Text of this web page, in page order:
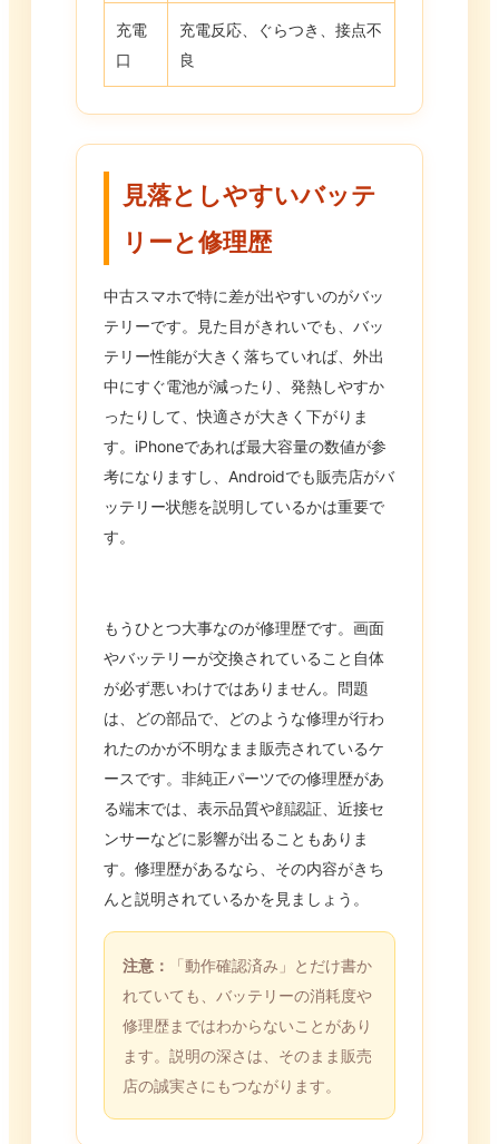
充電
口
充電反応、ぐらつき、接点不
良
見落としやすいバッテ
リーと修理歴
中古スマホで特に差が出やすいのがバッ
テリーです。見た目がきれいでも、バッ
テリー性能が大きく落ちていれば、外出
中にすぐ電池が減ったり、発熱しやすか
ったりして、快適さが大きく下がりま
す。iPhoneであれば最大容量の数値が参
考になりますし、Androidでも販売店がバ
ッテリー状態を説明しているかは重要で
す。
もうひとつ大事なのが修理歴です。画面
やバッテリーが交換されていること自体
が必ず悪いわけではありません。問題
は、どの部品で、どのような修理が行わ
れたのかが不明なまま販売されているケ
ースです。非純正パーツでの修理歴があ
る端末では、表示品質や顔認証、近接セ
ンサーなどに影響が出ることもありま
す。修理歴があるなら、その内容がきち
んと説明されているかを見ましょう。
注意：
「動作確認済み」とだけ書か
れていても、バッテリーの消耗度や
修理歴まではわからないことがあり
ます。説明の深さは、そのまま販売
店の誠実さにもつながります。